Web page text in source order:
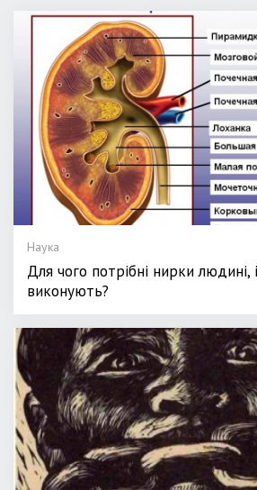
Наука
Для чого потрібні нирки людині,
виконують?